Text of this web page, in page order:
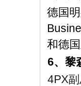
德国
和德
6、黎
4PX